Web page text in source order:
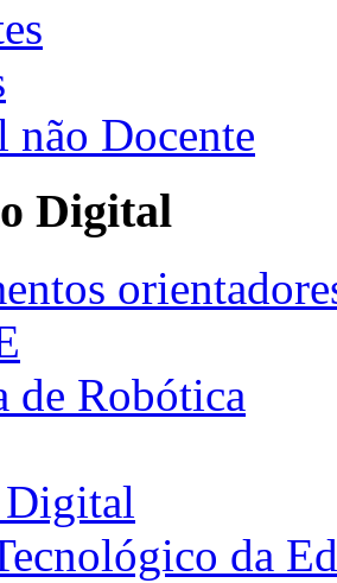
não Docente
Digital
de Robótica
Digital
da